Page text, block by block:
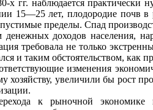
гг. наблюдается практически
15—25 лет, плодородие почв
пределы. Спад
доходов населения,
требовала не только
и таким обстоятельством,
изме­нения
увеличили бы рост
к рыночной экономике